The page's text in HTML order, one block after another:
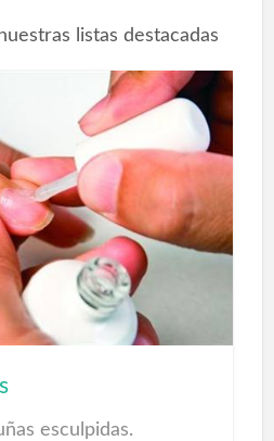
listas destacadas
esculpidas.